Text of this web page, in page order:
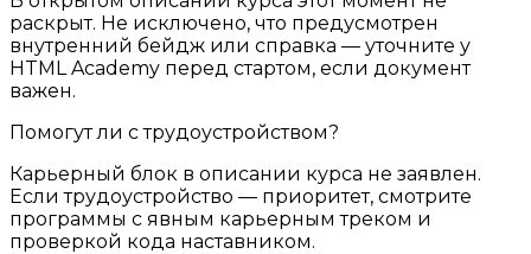
раскрыт. Не исключено, что предусмотрен
внутренний бейдж или справка — уточните у
HTML Academy перед стартом, если документ
важен.
Помогут ли с трудоустройством?
Карьерный блок в описании курса не заявлен.
Если трудоустройство — приоритет, смотрите
программы с явным карьерным треком и
проверкой кода наставником.